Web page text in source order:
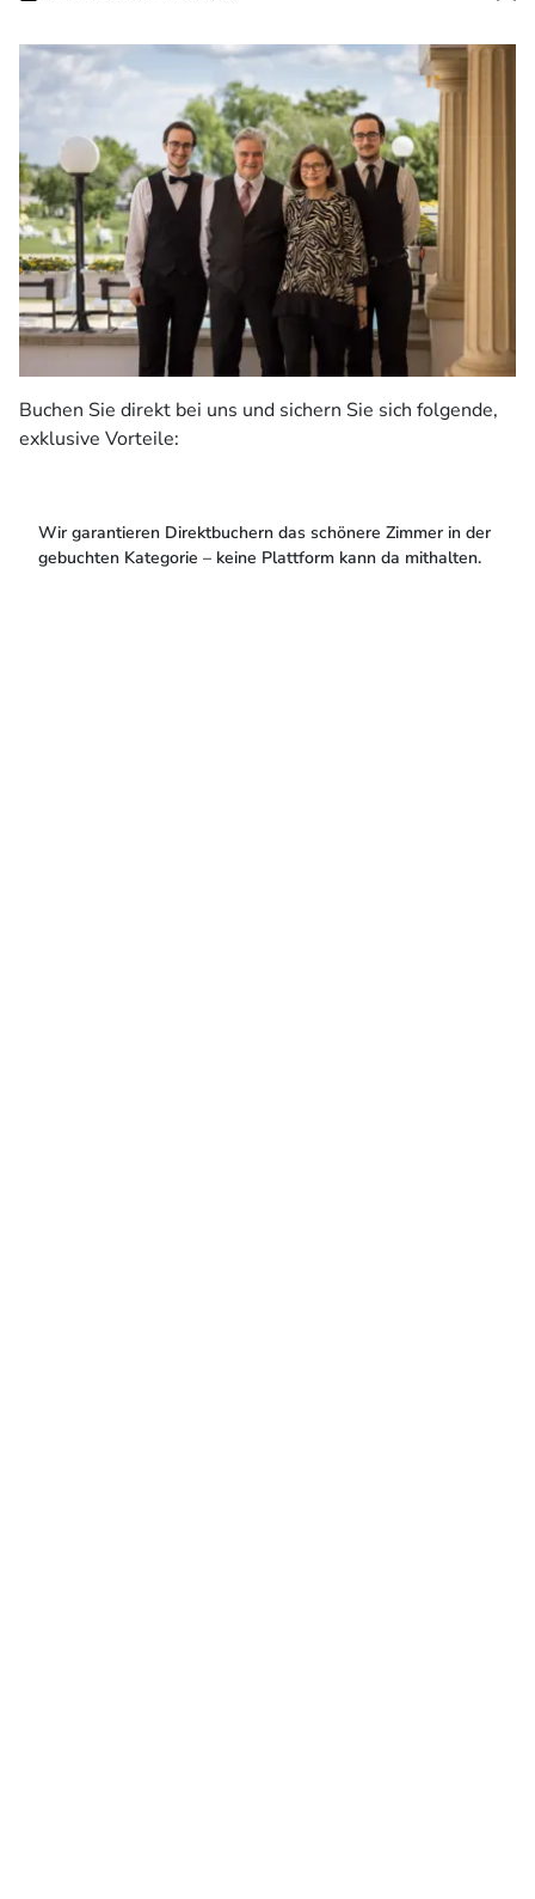
Buchen Sie direkt bei uns und sichern Sie sich folgende,
exklusive Vorteile:
Wir garantieren Direktbuchern das schönere Zimmer in der
gebuchten Kategorie – keine Plattform kann da mithalten.